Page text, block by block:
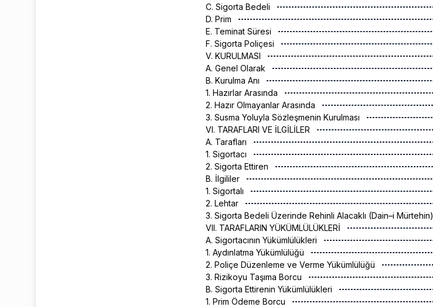
C. Sigorta Bedeli
D. Prim
E. Teminat Süresi
F. Sigorta Poliçesi
V. KURULMASI
A. Genel Olarak
B. Kurulma Anı
1. Hazırlar Arasında
2. Hazır Olmayanlar Arasında
3. Susma Yoluyla Sözleşmenin Kurulması
VI. TARAFLARI VE İLGİLİLER
A. Tarafları
1. Sigortacı
2. Sigorta Ettiren
B. İlgililer
1. Sigortalı
2. Lehtar
3. Sigorta Bedeli Üzerinde Rehinli Alacaklı (Dain–i Mürtehin)
VII. TARAFLARIN YÜKÜMLÜLÜKLERİ
A. Sigortacının Yükümlülükleri
1. Aydınlatma Yükümlülüğü
2. Poliçe Düzenleme ve Verme Yükümlülüğü
3. Rizikoyu Taşıma Borcu
B. Sigorta Ettirenin Yükümlülükleri
1. Prim Ödeme Borcu